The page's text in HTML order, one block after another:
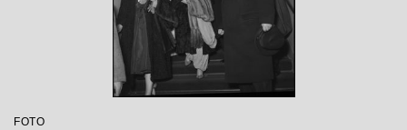
FOTO